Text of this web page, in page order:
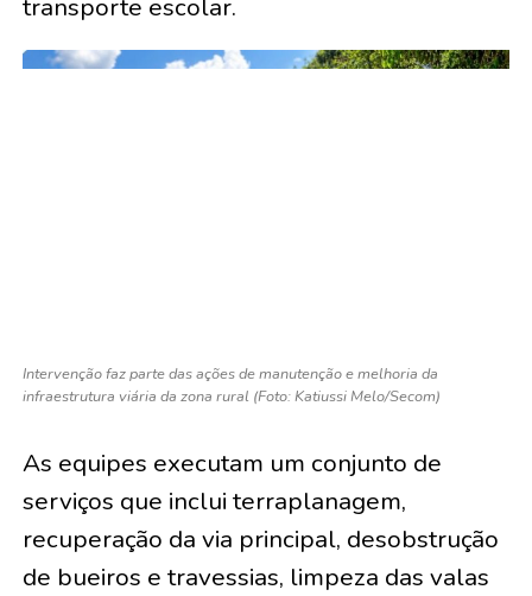
transporte escolar.
Intervenção faz parte das ações de manutenção e melhoria da
infraestrutura viária da zona rural (Foto: Katiussi Melo/Secom)
As equipes executam um conjunto de
serviços que inclui terraplanagem,
recuperação da via principal, desobstrução
de bueiros e travessias, limpeza das valas